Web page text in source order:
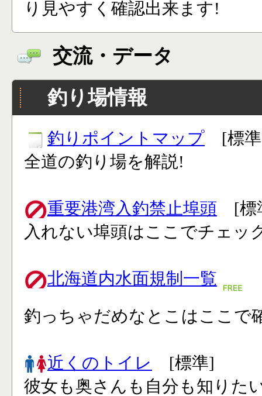
り見やすく確認出来ます!
交流・データ
釣り場情報
釣りポイントマップ [標
全道の釣り場を解説!
重要港湾入釣禁止埠頭 [標
入れない埠頭はここでチェッ
北海道内水面規制一覧
釣っちゃだめなとこはここで
近くのトイレ
[標準]
彼女も奥さんも自分も知りた